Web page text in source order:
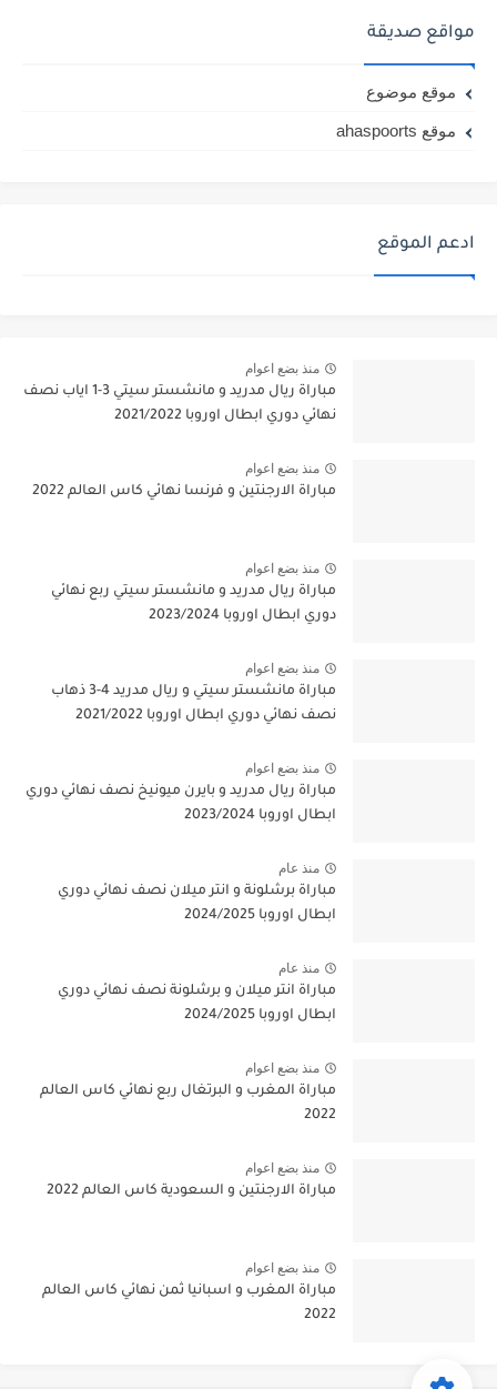
مواقع صديقة
موقع موضوع
موقع ahaspoorts
ادعم الموقع
منذ بضع اعوام
مباراة ريال مدريد و مانشستر سيتي 3-1 اياب نصف
نهائي دوري ابطال اوروبا 2021/2022
منذ بضع اعوام
مباراة الارجنتين و فرنسا نهائي كاس العالم 2022
منذ بضع اعوام
مباراة ريال مدريد و مانشستر سيتي ربع نهائي
دوري ابطال اوروبا 2023/2024
منذ بضع اعوام
مباراة مانشستر سيتي و ريال مدريد 4-3 ذهاب
نصف نهائي دوري ابطال اوروبا 2021/2022
منذ بضع اعوام
مباراة ريال مدريد و بايرن ميونيخ نصف نهائي دوري
ابطال اوروبا 2023/2024
منذ عام
مباراة برشلونة و انتر ميلان نصف نهائي دوري
ابطال اوروبا 2024/2025
منذ عام
مباراة انتر ميلان و برشلونة نصف نهائي دوري
ابطال اوروبا 2024/2025
منذ بضع اعوام
مباراة المغرب و البرتغال ربع نهائي كاس العالم
2022
منذ بضع اعوام
مباراة الارجنتين و السعودية كاس العالم 2022
منذ بضع اعوام
مباراة المغرب و اسبانيا ثمن نهائي كاس العالم
2022